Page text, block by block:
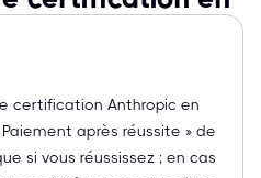
certification Anthropic en
après réussite » de
si vous réussissez ; en cas